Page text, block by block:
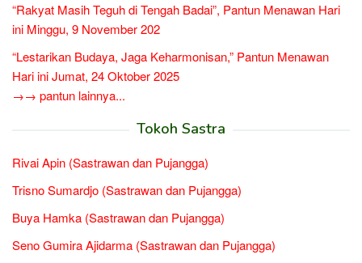
“Rakyat Masih Teguh di Tengah Badai”, Pantun Menawan Hari
ini Minggu, 9 November 202
“Lestarikan Budaya, Jaga Keharmonisan,” Pantun Menawan
Hari ini Jumat, 24 Oktober 2025
→→ pantun lainnya...
Tokoh Sastra
Rivai Apin (Sastrawan dan Pujangga)
Trisno Sumardjo (Sastrawan dan Pujangga)
Buya Hamka (Sastrawan dan Pujangga)
Seno Gumira Ajidarma (Sastrawan dan Pujangga)